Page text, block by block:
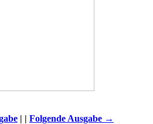
| | Folgende Ausgabe →